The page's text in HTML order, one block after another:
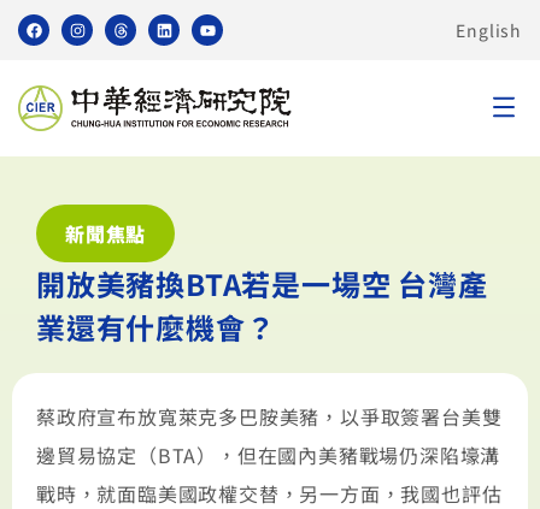
English
新聞焦點
開放美豬換BTA若是一場空 台灣產
業還有什麼機會？
蔡政府宣布放寬萊克多巴胺美豬，以爭取簽署台美雙
邊貿易協定（BTA），但在國內美豬戰場仍深陷壕溝
戰時，就面臨美國政權交替，另一方面，我國也評估